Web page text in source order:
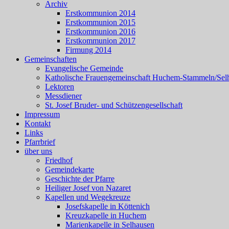
Archiv
Erstkommunion 2014
Erstkommunion 2015
Erstkommunion 2016
Erstkommunion 2017
Firmung 2014
Gemeinschaften
Evangelische Gemeinde
Katholische Frauengemeinschaft Huchem-Stammeln/
Lektoren
Messdiener
St. Josef Bruder- und Schützengesellschaft
Impressum
Kontakt
Links
Pfarrbrief
über uns
Friedhof
Gemeindekarte
Geschichte der Pfarre
Heiliger Josef von Nazaret
Kapellen und Wegekreuze
Josefskapelle in Köttenich
Kreuzkapelle in Huchem
Marienkapelle in Selhausen